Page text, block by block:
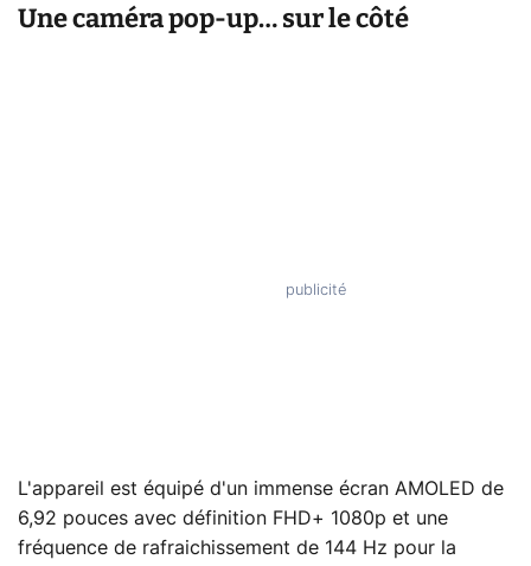
Une caméra pop-up… sur le côté
L'appareil est équipé d'un immense écran AMOLED de
6,92 pouces avec définition FHD+ 1080p et une
fréquence de rafraichissement de 144 Hz pour la